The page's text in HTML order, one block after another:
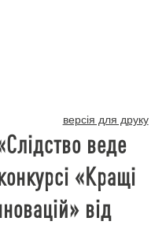
версія для друку
веде
«Кращі
від